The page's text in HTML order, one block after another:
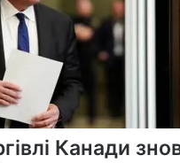
Канади